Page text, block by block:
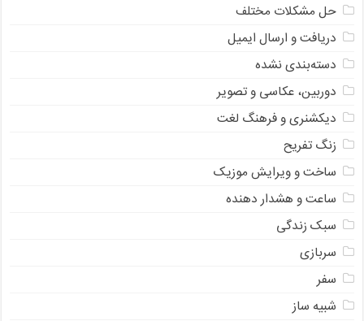
حل مشکلات مختلف
دریافت و ارسال ایمیل
دسته‌بندی نشده
دوربین، عکاسی و تصویر
دیکشنری و فرهنگ لغت
زنگ تفریح
ساخت و ویرایش موزیک
ساعت و هشدار دهنده
سبک زندگی
سربازی
سفر
شبیه ساز